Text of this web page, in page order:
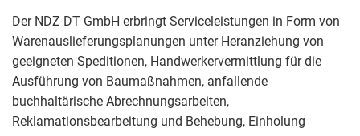
Der NDZ DT GmbH erbringt Serviceleistungen in Form von
Warenauslieferungsplanungen unter Heranziehung von
geeigneten Speditionen, Handwerkervermittlung für die
Ausführung von Baumaßnahmen, anfallende
buchhaltärische Abrechnungsarbeiten,
Reklamationsbearbeitung und Behebung, Einholung